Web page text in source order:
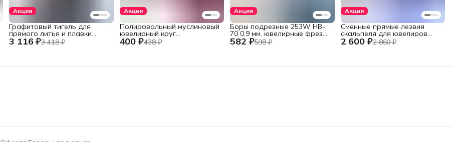
Акция
3 116 ₽3 418 ₽
Графитовый тигель для
прямого литья и плавки
металлов в печах установок
INDUTHERM
Акция
400 ₽438 ₽
Полировальный муслиновый
ювелирный круг
фиолетовый 152 мм., 60
слоев
Акция
582 ₽598 ₽
Боры подрезные 253W HB-
70 0,9 мм. ювелирные фрезы
стальные 6 шт., хвостовик
2,35 мм.
Акция
2 600 ₽2 860 ₽
Сменные прямые лезвия
скальпеля для ювелиров
Swann-Morton, №11, 100 шт.
из высокоуглеродистой